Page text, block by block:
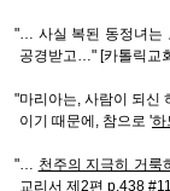
"… 사실 복된 동정녀는
공경받고…" [카톨릭교
"마리아는, 사람이 되신
이기 때문에, 참으로 '하
"… 천주의 지극히 거룩
교리서 제2편 p.438